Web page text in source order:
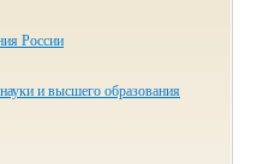
России
и высшего образования